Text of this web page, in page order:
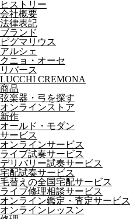
ヒストリー
会社概要
法律表記
ブランド
ピグマリウス
アルシェ
クニョ・オーセ
リバース
LUCCHI CREMONA
商品
弦楽器・弓を探す
オンラインストア
新作
オールド・モダン
サービス
オンラインサービス
ライブ試奏サービス
デリバリー試奏サービス
宅配試奏サービス
毛替えの全国宅配サービス
ライブ修理相談サービス
オンライン鑑定・査定サービス
オンラインレッスン